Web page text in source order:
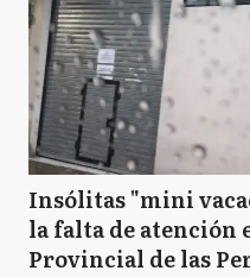
Insólitas "mini
la falta de atención
Provincial de las